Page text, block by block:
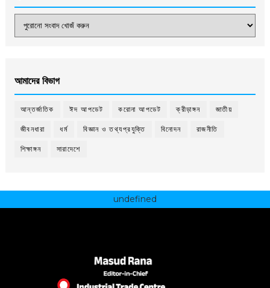
আমাদের বিভাগ
আন্তর্জাতিক ঈদ আপডেট করোনা আপডেট ক্রীড়াঙ্গন জাতীয়
জীবনধারা ধর্ম বিজ্ঞান ও তথ্যপ্রযুক্তি বিনোদন রাজনীতি
শিক্ষাঙ্গন সারাদেশে
undefined